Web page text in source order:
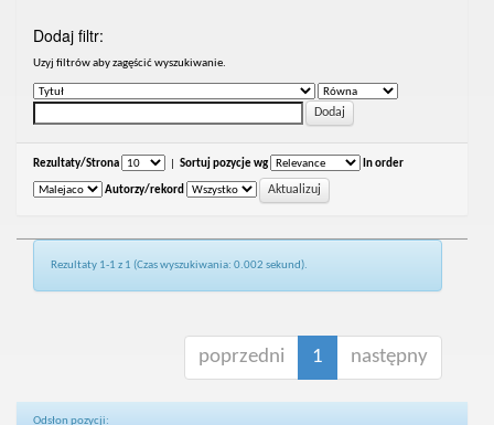
Dodaj filtr:
Uzyj filtrów aby zagęścić wyszukiwanie.
Rezultaty/Strona Sortuj pozycje wg In order
Autorzy/rekord
Rezultaty 1-1 z 1 (Czas wyszukiwania: 0.002 sekund).
poprzedni 1 następny
Odsłon pozycji: